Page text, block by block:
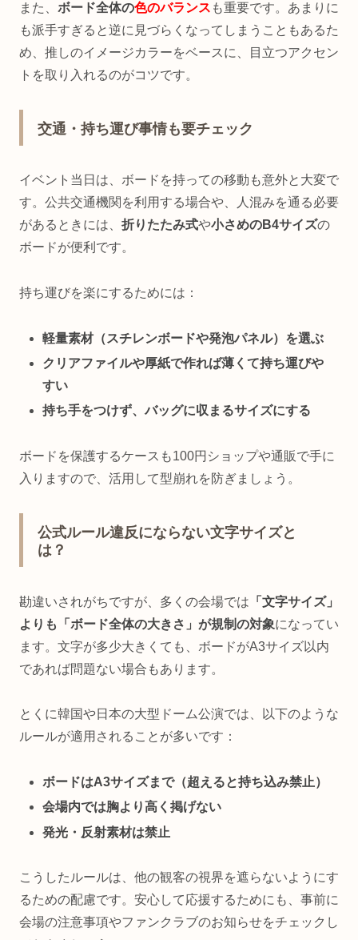
また、 ボード全体の色のバランス も重要です。あまりに
も派手すぎると逆に見づらくなってしまうこともあるた
め、推しのイメージカラーをベースに、目立つアクセン
トを取り入れるのがコツです。
交通・持ち運び事情も要チェック
イベント当日は、ボードを持っての移動も意外と大変で
す。公共交通機関を利用する場合や、人混みを通る必要
があるときには、 折りたたみ式や小さめのB4サイズの
ボードが便利です。
持ち運びを楽にするためには：
軽量素材（スチレンボードや発泡パネル）を選ぶ
クリアファイルや厚紙で作れば薄くて持ち運びや
すい
持ち手をつけず、バッグに収まるサイズにする
ボードを保護するケースも100円ショップや通販で手に
入りますので、活用して型崩れを防ぎましょう。
公式ルール違反にならない文字サイズと
は？
勘違いされがちですが、多くの会場では 「文字サイズ」
よりも「ボード全体の大きさ」が規制の対象になってい
ます。文字が多少大きくても、ボードがA3サイズ以内
であれば問題ない場合もあります。
とくに韓国や日本の大型ドーム公演では、以下のような
ルールが適用されることが多いです：
ボードはA3サイズまで（超えると持ち込み禁止）
会場内では胸より高く掲げない
発光・反射素材は禁止
こうしたルールは、他の観客の視界を遮らないようにす
るための配慮です。安心して応援するためにも、事前に
会場の注意事項やファンクラブのお知らせをチェックし